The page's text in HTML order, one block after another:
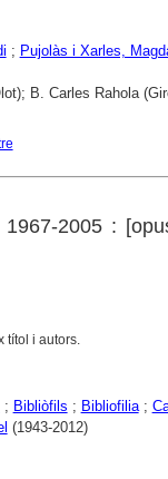
; Pujolàs i Xarles,
B. Carles Rahola
2005 :
títol i autors.
; Bibliòfils ; Bibliofilia;
(1943-2012)